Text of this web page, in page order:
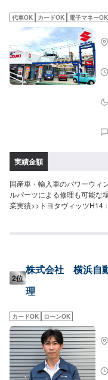
代車OK カードOK 電子マネーOK
実績金額
国産車・輸入車のパワーウィ
ルパーツによる修理も可能な
業実績>>トヨタヴィッツH14
動車検査員が5名、二級整備
2位
株式会社 横浜自
理
カードOK ローンOK